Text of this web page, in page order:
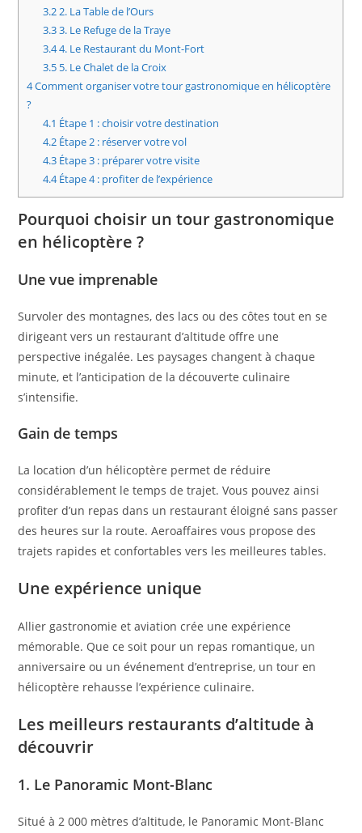
3.22. La Table de l’Ours
3.33. Le Refuge de la Traye
3.44. Le Restaurant du Mont-Fort
3.5 5. Le Chalet de la Croix
4Comment organiser votre tour gastronomique en hélicoptère
?
4.1 Étape 1 : choisir votre destination
4.2 Étape 2 : réserver votre vol
4.3 Étape 3 : préparer votre visite
4.4Étape 4 : profiter de l’expérience
Pourquoi choisir un tour gastronomique
en hélicoptère ?
Une vue imprenable
Survoler des montagnes, des lacs ou des côtes tout en se
dirigeant vers un restaurant d’altitude offre une
perspective inégalée. Les paysages changent à chaque
minute, et l’anticipation de la découverte culinaire
s’intensifie.
Gain de temps
La location d’un hélicoptère permet de réduire
considérablement le temps de trajet. Vous pouvez ainsi
profiter d’un repas dans un restaurant éloigné sans passer
des heures sur la route. Aeroaffaires vous propose des
trajets rapides et confortables vers les meilleures tables.
Une expérience unique
Allier gastronomie et aviation crée une expérience
mémorable. Que ce soit pour un repas romantique, un
anniversaire ou un événement d’entreprise, un tour en
hélicoptère rehausse l’expérience culinaire.
Les meilleurs restaurants d’altitude à
découvrir
1. Le Panoramic Mont-Blanc
Situé à 2 000 mètres d’altitude, le Panoramic Mont-Blanc